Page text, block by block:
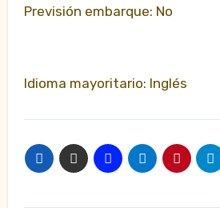
Previsión embarque: No
Idioma mayoritario: Inglés